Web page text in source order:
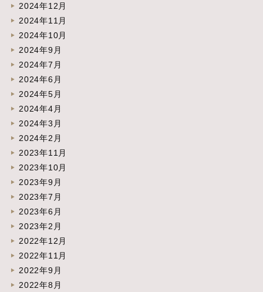
2024年12月
2024年11月
2024年10月
2024年9月
2024年7月
2024年6月
2024年5月
2024年4月
2024年3月
2024年2月
2023年11月
2023年10月
2023年9月
2023年7月
2023年6月
2023年2月
2022年12月
2022年11月
2022年9月
2022年8月